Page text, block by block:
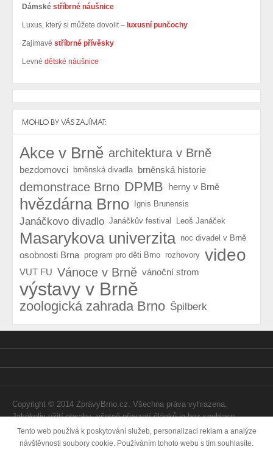
Dámské stříbrné náušnice
Luxus, který si můžete dovolit – luxusní punčochy
Zajímavé stříbrné přívěsky
Levné dětské náušnice
MOHLO BY VÁS ZAJÍMAT:
Akce v Brně architektura v Brně
bezdomovci brněnská divadla brněnská historie
demonstrace Brno DPMB herny v Brně
hvězdárna Brno Ignis Brunensis
Janáčkovo divadlo Janáčkův festival Leoš Janáček
Masarykova univerzita noc divadel v Brně
osobnosti Brna program pro děti Brno rozhovory video
VUT FU Vánoce v Brně vánoční strom
výstavy v Brně
zoologická zahrada Brno Špilberk
Copyright © 2014 ZprávyBrno.cz. Všechna práva vyhrazena.
Jakékoliv užití obsahu, včetně převzetí článků je bez souhlasu
Webtom Enterprises s.r.o. zapovězeno.
VytvořilaInternetová agentura Webtom.cz
Tento web používá k poskytování služeb, personalizaci reklam a analýze
návštěvnosti soubory cookie. Používáním tohoto webu s tím souhlasíte.